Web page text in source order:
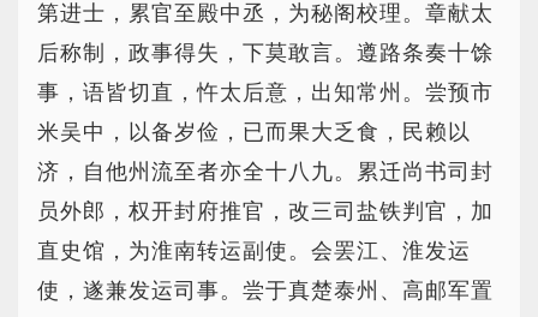
第进士，累官至殿中丞，为秘阁校理。章献太
后称制，政事得失，下莫敢言。遵路条奏十馀
事，语皆切直，忤太后意，出知常州。尝预市
米吴中，以备岁俭，已而果大乏食，民赖以
济，自他州流至者亦全十八九。累迁尚书司封
员外郎，权开封府推官，改三司盐铁判官，加
直史馆，为淮南转运副使。会罢江、淮发运
使，遂兼发运司事。尝于真楚泰州、高邮军置